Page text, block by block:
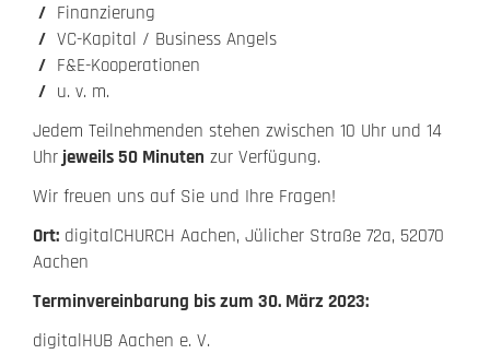
Finanzierung
VC-Kapital / Business Angels
F&E-Kooperationen
u. v. m.
Jedem Teilnehmenden stehen zwischen 10 Uhr und 14
Uhrjeweils 50 Minuten zur Verfügung.
Wir freuen uns auf Sie und Ihre Fragen!
Ort: digitalCHURCH Aachen, Jülicher Straße 72a, 52070
Aachen
Terminvereinbarung bis zum 30. März 2023:
digitalHUB Aachen e. V.